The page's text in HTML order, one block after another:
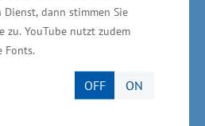
dann stimmen Sie
zu. YouTube nutzt zudem
Fonts.
OFF ON
zur
in